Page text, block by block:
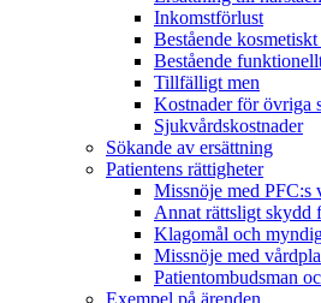
Inkomstförlust
Bestående kosmetiskt
Bestående
Tillfälligt men
Kostnader för övriga
Sjukvårdskostnader
Sökande av ersättning
Patientens rättigheter
Missnöje med PFC:s
Annat rättsligt skydd
Klagomål och
Missnöje med
Patientombudsman
Exempel på ärenden